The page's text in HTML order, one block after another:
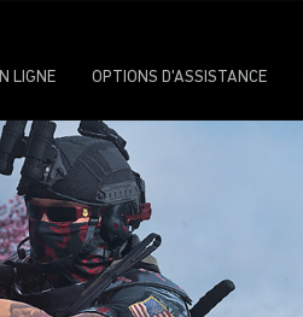
LIGNE OPTIONS D'ASSISTANCE